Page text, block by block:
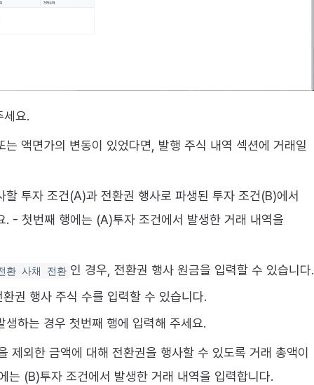
세요.
액면가의 변동이 있었다면, 발행 주식 내역 섹션에 거래일
투자 조건(A)과 전환권 행사로 파생된 투자 조건(B)에서
. - 첫번째 행에는 (A)투자 조건에서 발생한 거래 내역을
환 사채 전환 인 경우, 전환권 행사 원금을 입력할 수 있습니다.
권 행사 주식 수를 입력할 수 있습니다.
하는 경우 첫번째 행에 입력해 주세요.
제외한 금액에 대해 전환권을 행사할 수 있도록 거래 총액이
는 (B)투자 조건에서 발생한 거래 내역을 입력합니다.